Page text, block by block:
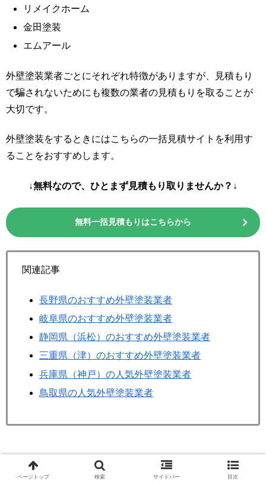
リメイクホーム
金田塗装
エムアール
外壁塗装業者ごとにそれぞれ特徴がありますが、見積もり
で騙されないためにも複数の業者の見積もりを取ることが
大切です。
外壁塗装をするときにはこちらの一括見積サイトを利用す
ることをおすすめします。
↓無料なので、ひとまず見積もり取りませんか？↓
無料一括見積もりはこちらから
関連記事
長野県のおすすめ外壁塗装業者
岐阜県のおすすめ外壁塗装業者
静岡県（浜松）のおすすめ外壁塗装業者
三重県（津）のおすすめ外壁塗装業者
兵庫県（神戸）の人気外壁塗装業者
鳥取県の人気外壁塗装業者
外壁塗装
ページトップ 検索 サイドバー 目次